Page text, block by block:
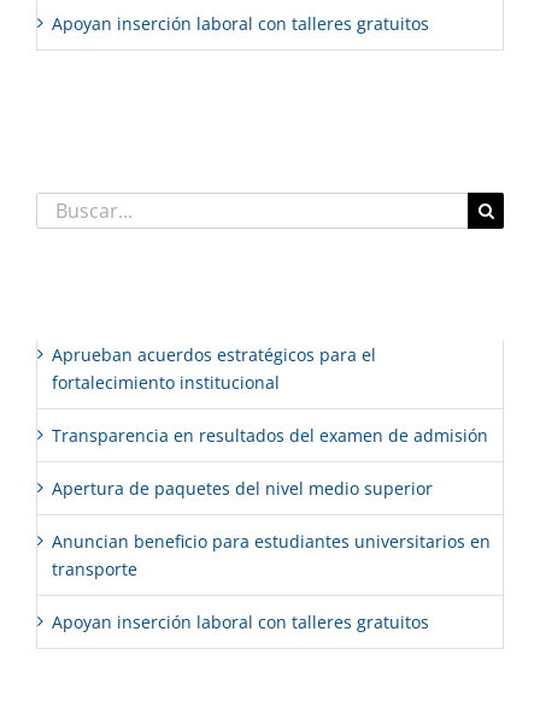
Apoyan inserción laboral con talleres gratuitos
Buscar:
Aprueban acuerdos estratégicos para el
fortalecimiento institucional
Transparencia en resultados del examen de admisión
Apertura de paquetes del nivel medio superior
Anuncian beneficio para estudiantes universitarios en
transporte
Apoyan inserción laboral con talleres gratuitos